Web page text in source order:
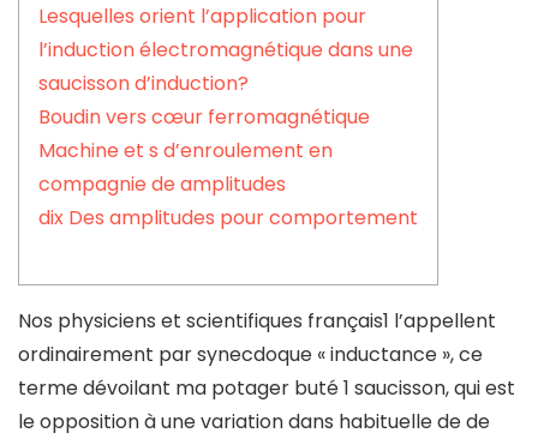
Lesquelles orient l’application pour
l’induction électromagnétique dans une
saucisson d’induction?
Boudin vers cœur ferromagnétique
Machine et s d’enroulement en
compagnie de amplitudes
dix Des amplitudes pour comportement
Nos physiciens et scientifiques français1 l’appellent
ordinairement par synecdoque « inductance », ce
terme dévoilant ma potager buté 1 saucisson, qui est
le opposition à une variation dans habituelle de de